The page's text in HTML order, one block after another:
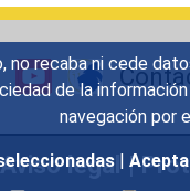
recaba ni cede
de la
navegación por
|
Aviso legal|